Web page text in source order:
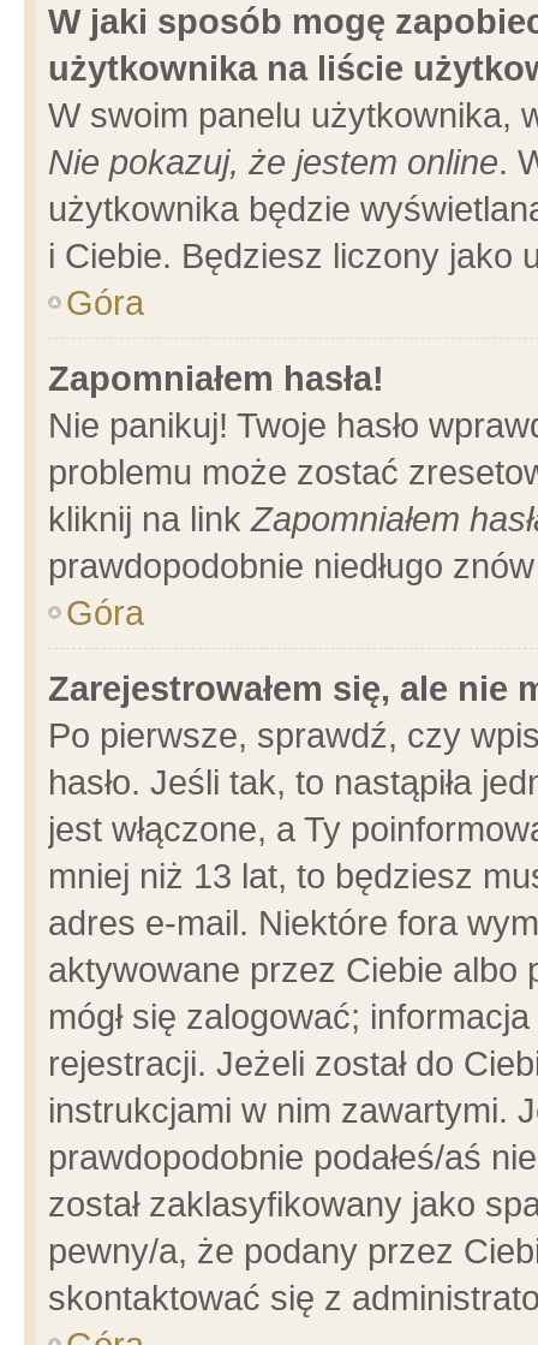
W jaki sposób mogę
użytkownika na liście
W swoim panelu użytkownika,
Nie pokazuj, że jestem online.
użytkownika będzie
i Ciebie. Będziesz liczony jako
Góra
Zapomniałem hasła!
Nie panikuj! Twoje hasło
problemu może zostać
kliknij na linkZapomniałem
prawdopodobnie niedługo
Góra
Zarejestrowałem się, ale nie
Po pierwsze, sprawdź, czy
hasło. Jeśli tak, to nastąpiła
jest włączone, a Ty
mniej niż 13 lat, to będziesz
adres e-mail. Niektóre fora
aktywowane przez Ciebie albo
mógł się zalogować;
rejestracji. Jeżeli został do
instrukcjami w nim zawartymi.
prawdopodobnie podałeś/aś
został zaklasyfikowany jako
pewny/a, że podany przez
skontaktować się z